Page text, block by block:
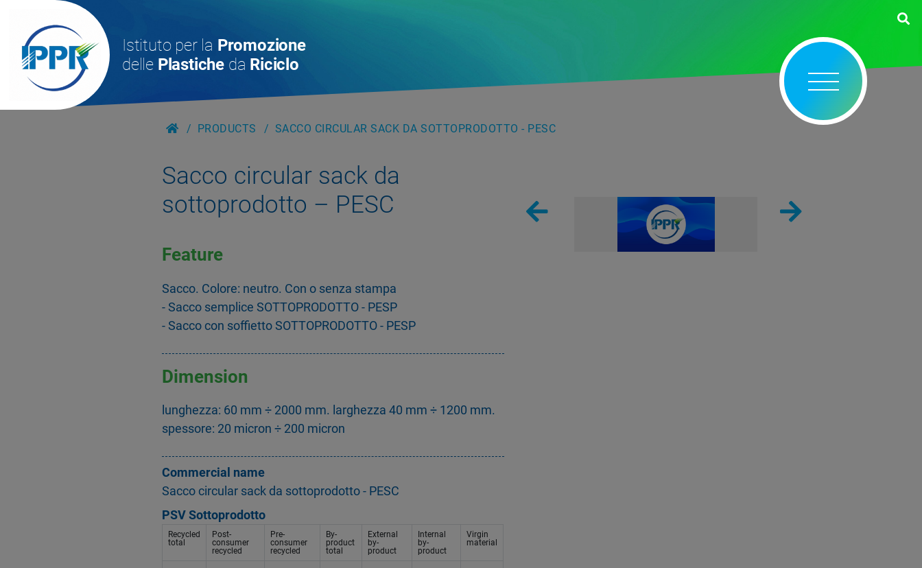
Istituto per la Promozione
delle Plastiche da Riciclo
PRODUCTS SACCO CIRCULAR SACK DA SOTTOPRODOTTO - PESC
Sacco circular sack da
sottoprodotto – PESC
Feature
Sacco. Colore: neutro. Con o senza stampa
- Sacco semplice SOTTOPRODOTTO - PESP
- Sacco con soffietto SOTTOPRODOTTO - PESP
Dimension
lunghezza: 60 mm ÷ 2000 mm. larghezza 40 mm ÷ 1200 mm.
spessore: 20 micron ÷ 200 micron
Commercial name
Sacco circular sack da sottoprodotto - PESC
PSV Sottoprodotto
Recycled
total
Post-
consumer
recycled
Pre-
consumer
recycled
By-
product
total
External
by-
product
Internal
by-
product
Virgin
material